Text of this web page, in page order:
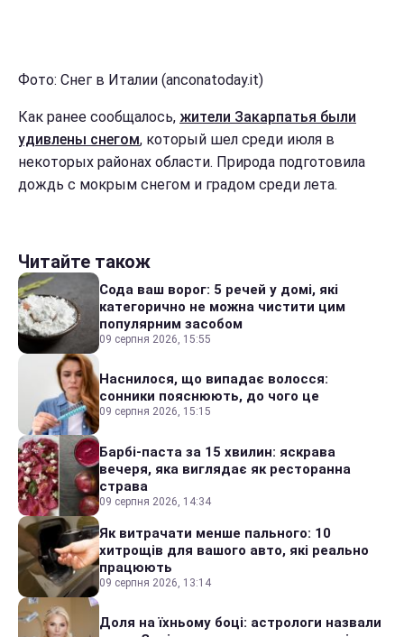
Фото: Снег в Италии (anconatoday.it)
Как ранее сообщалось, жители Закарпатья были
удивлены снегом, который шел среди июля в
некоторых районах области. Природа подготовила
дождь с мокрым снегом и градом среди лета.
Читайте також
Сода ваш ворог: 5 речей у домі, які
категорично не можна чистити цим
популярним засобом
09 серпня 2026, 15:55
Наснилося, що випадає волосся:
сонники пояснюють, до чого це
09 серпня 2026, 15:15
Барбі-паста за 15 хвилин: яскрава
вечеря, яка виглядає як ресторанна
страва
09 серпня 2026, 14:34
Як витрачати менше пального: 10
хитрощів для вашого авто, які реально
працюють
09 серпня 2026, 13:14
Доля на їхньому боці: астрологи назвали